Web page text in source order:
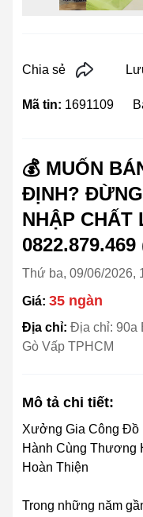
Chia sẻ
Mã tin: 1691109
💰 MUỐN
ĐỊNH?
NHẬP CHẤT
0822.879.469
Thứ ba, 09/06/2026,
Giá: 35 ngàn
Địa chỉ: Địa chỉ: 90a
Gò Vấp TPHCM
Mô tả chi tiết:
Xưởng Gia Công Đồ
Hành Cùng Thương
Hoàn Thiện
Trong những năm